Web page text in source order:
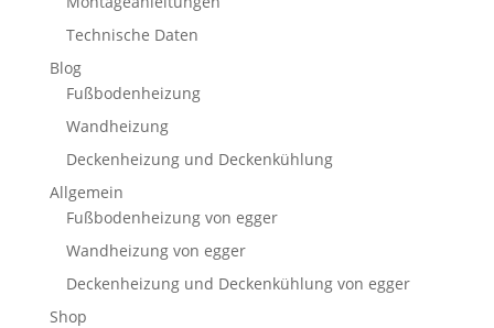
Technische Daten
Blog
Fußbodenheizung
Wandheizung
Deckenheizung und Deckenkühlung
Allgemein
Fußbodenheizung von egger
Wandheizung von egger
Deckenheizung und Deckenkühlung von egger
Shop